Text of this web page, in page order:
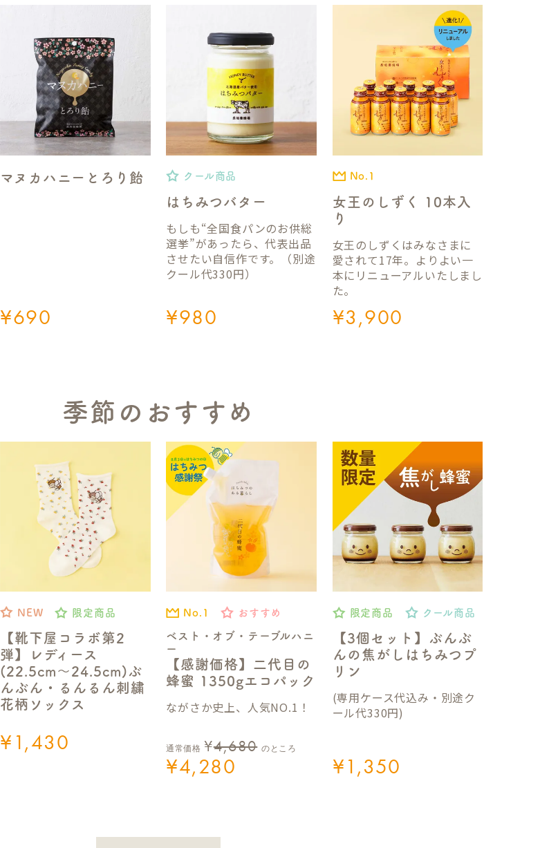
マヌカハニーとろり飴
¥690
クール商品
はちみつバター
もしも“全国食パンのお供総
選挙”があったら、代表出品
させたい自信作です。（別途
クール代330円）
¥980
No.1
女王のしずく 10本入
り
女王のしずくはみなさまに
愛されて17年。よりよい一
本にリニューアルいたしまし
た。
¥3,900
季節のおすすめ
NEW 限定商品
【靴下屋コラボ第2
弾】レディース
(22.5cm～24.5cm)ぶ
んぶん・るんるん刺繍
花柄ソックス
¥1,430
No.1 おすすめ
ベスト・オブ・テーブルハニ
ー
【感謝価格】二代目の
蜂蜜 1350gエコパック
ながさか史上、人気NO.1！
通常価格 ¥4,680 のところ
¥4,280
限定商品 クール商品
【3個セット】ぶんぶ
んの焦がしはちみつプ
リン
(専用ケース代込み・別途ク
ール代330円)
¥1,350